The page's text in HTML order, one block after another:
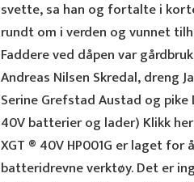
svette, sa han og fortalte i
rundt om i verden og vunnet
Faddere ved dåpen var
Andreas Nilsen Skredal, dreng
Serine Grefstad Austad og
40V batterier og lader) Klikk
XGT ® 40V HP001G er laget
batteridrevne verktøy. Det er